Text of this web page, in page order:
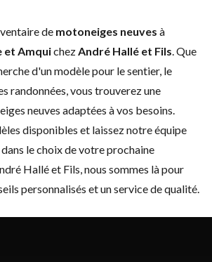
de motoneiges neuves à
et AmquichezAndré Hallé et Fils. Que
d'un modèle pour le sentier, le
randonnées, vous trouverez une
neuves adaptées à vos besoins.
disponibles et laissez notre équipe
le choix de votre prochaine
Hallé et Fils, nous sommes là pour
personnalisés et un service de qualité.